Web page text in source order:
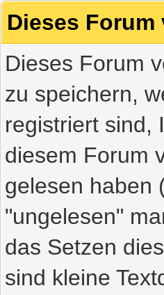
Dieses
Dieses Forum
zu speichern,
registriert sind,
diesem Forum
gelesen haben
"ungelesen"
das Setzen
sind kleine